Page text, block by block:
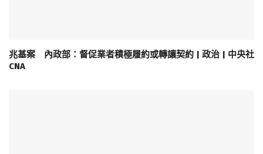
兆基案 內政部：督促業者積極履約或轉讓契約 | 政治 | 中央社
CNA